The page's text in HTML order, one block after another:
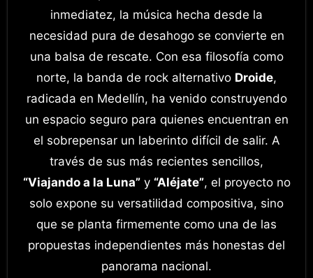
inmediatez, la música hecha desde la
necesidad pura de desahogo se convierte en
una balsa de rescate. Con esa filosofía como
norte, la banda de rock alternativo Droide,
radicada en Medellín, ha venido construyendo
un espacio seguro para quienes encuentran en
el sobrepensar un laberinto difícil de salir. A
través de sus más recientes sencillos,
“Viajando a la Luna”y “Aléjate”, el proyecto no
solo expone su versatilidad compositiva, sino
que se planta firmemente como una de las
propuestas independientes más honestas del
panorama nacional.